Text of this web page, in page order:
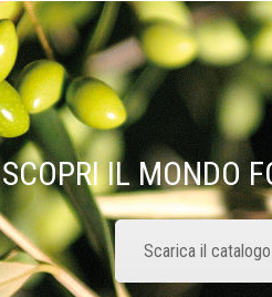
SCOPRI IL MONDO
Scarica il catalogo